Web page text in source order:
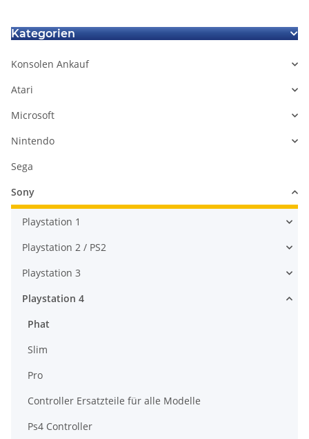
Kategorien
Konsolen Ankauf
Atari
Microsoft
Nintendo
Sega
Sony
Playstation 1
Playstation 2 / PS2
Playstation 3
Playstation 4
Phat
Slim
Pro
Controller Ersatzteile für alle Modelle
Ps4 Controller